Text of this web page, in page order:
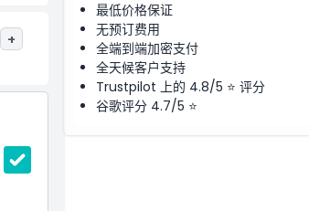
+
最低价格保证
无预订费用
全端到端加密支付
全天候客户支持
Trustpilot 上的 4.8/5 ⭐ 评分
谷歌评分 4.7/5 ⭐